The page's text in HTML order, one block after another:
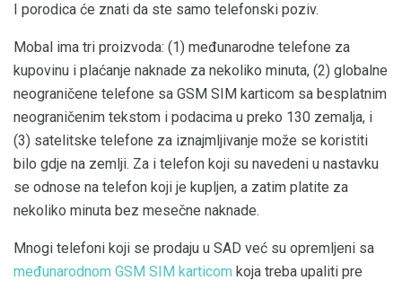
I porodica će znati da ste samo telefonski poziv.
Mobal ima tri proizvoda: (1) međunarodne telefone za
kupovinu i plaćanje naknade za nekoliko minuta, (2) globalne
neograničene telefone sa GSM SIM karticom sa besplatnim
neograničenim tekstom i podacima u preko 130 zemalja, i
(3) satelitske telefone za iznajmljivanje može se koristiti
bilo gdje na zemlji. Za i telefon koji su navedeni u nastavku
se odnose na telefon koji je kupljen, a zatim platite za
nekoliko minuta bez mesečne naknade.
Mnogi telefoni koji se prodaju u SAD već su opremljeni sa
međunarodnom GSM SIM karticom koja treba upaliti pre